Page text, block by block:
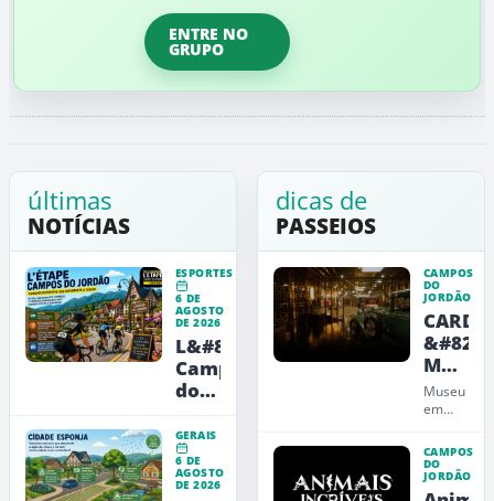
ENTRE NO
GRUPO
últimas
NOTÍCIAS
ESPORTES
6 DE
AGOSTO
DE 2026
L&#8217;Étape
Campos
do
já
movimenta
hotéis
GERAIS
6 DE
AGOSTO
DE 2026
dicas de
PASSEIOS
CAMPOS
DO
JORDÃO
CARDE
Museu
de
Arte,
e
Museu
em
do
Jordão
que
une
CAMPOS
DO
JORDÃO